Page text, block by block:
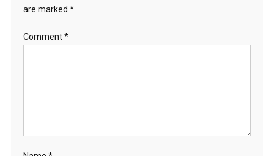
are marked *
Comment*